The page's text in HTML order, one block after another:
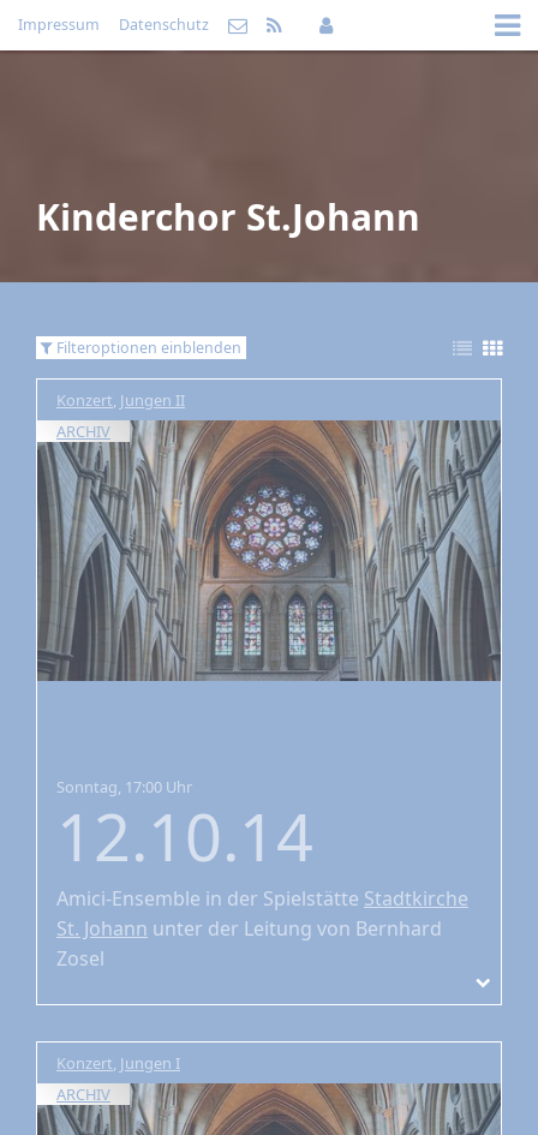
Impressum Datenschutz
Kinderchor St.Johann
Filteroptionen einblenden
Konzert, Jungen II
ARCHIV
Sonntag, 17:00 Uhr
12.10.14
Amici-Ensemble in der Spielstätte Stadtkirche
St. Johann unter der Leitung von Bernhard
Zosel
Konzert Jungen I
ARCHIV